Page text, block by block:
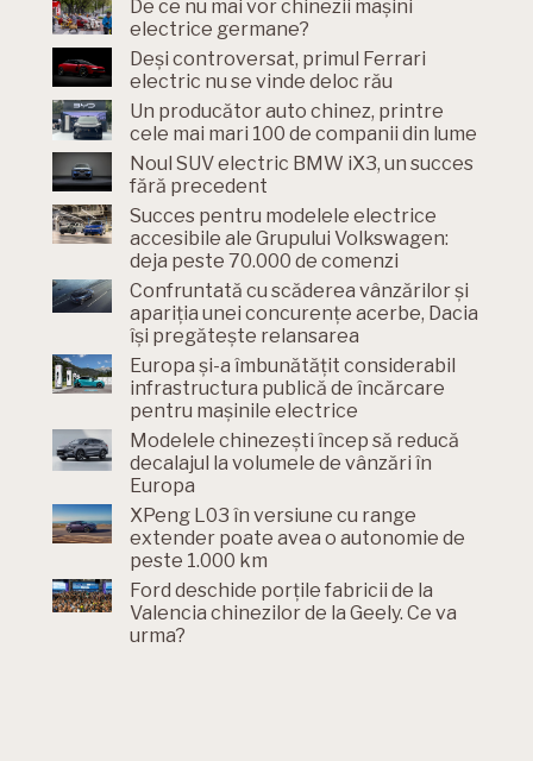
De ce nu mai vor chinezii mașini
electrice germane?
Deși controversat, primul Ferrari
electric nu se vinde deloc rău
Un producător auto chinez, printre
cele mai mari 100 de companii din lume
Noul SUV electric BMW iX3, un succes
fără precedent
Succes pentru modelele electrice
accesibile ale Grupului Volkswagen:
deja peste 70.000 de comenzi
Confruntată cu scăderea vânzărilor și
apariția unei concurențe acerbe, Dacia
își pregătește relansarea
Europa și-a îmbunătățit considerabil
infrastructura publică de încărcare
pentru mașinile electrice
Modelele chinezești încep să reducă
decalajul la volumele de vânzări în
Europa
XPeng L03 în versiune cu range
extender poate avea o autonomie de
peste 1.000 km
Ford deschide porțile fabricii de la
Valencia chinezilor de la Geely. Ce va
urma?